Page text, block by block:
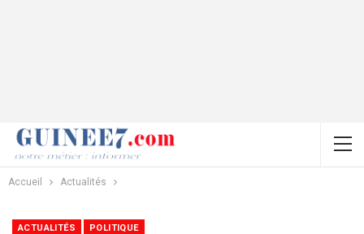
Accueil Actualités
ACTUALITÉS POLITIQUE